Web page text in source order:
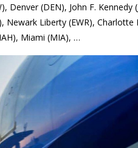
Denver (DEN), John F. Kennedy
Newark Liberty (EWR), Charlotte
Miami (MIA), …